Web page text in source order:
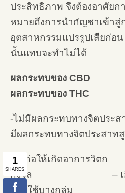
ประสิทธิภาพ จึงต้องอาศัย
หมายถึงการนำกัญชาเข้าสู่
อุตสาหกรรมแปรรูปเสียก่อ
นั้นแทบจะทำไม่ได้
ผลกระทบของ CBD
ผลกระทบของ THC
-ไม่มีผลกระทบท
มีผลกระทบทางจิตประสาท
-ไม่ก่อให้เกิดอาการวิตก
กังวล – เกิดอาก
กับผู้ใช้บางกลุ่ม